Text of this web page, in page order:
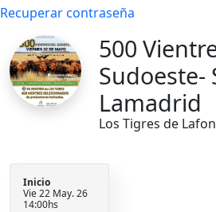
Recuperar contraseña
500
Sudoeste-
Lamadrid
Los Tigres de
Inicio
Vie 22 May. 26
14:00hs